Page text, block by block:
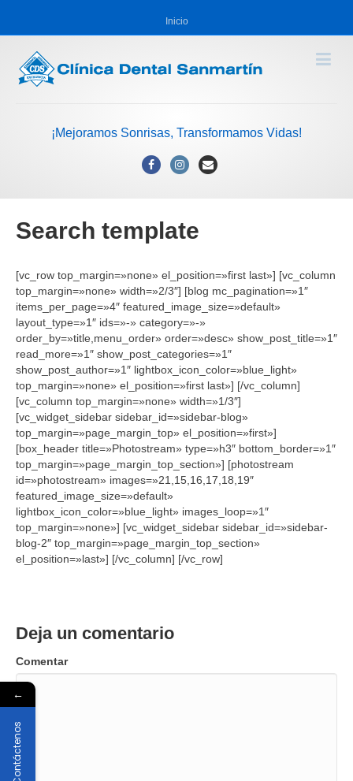
Inicio
¡Mejoramos Sonrisas, Transformamos Vidas!
FacebookInstagram
Email
Search template
[vc_row top_margin=»none» el_position=»first last»] [vc_column
top_margin=»none» width=»2/3″] [blog mc_pagination=»1″
items_per_page=»4″ featured_image_size=»default»
layout_type=»1″ ids=»-» category=»-»
order_by=»title,menu_order» order=»desc» show_post_title=»1″
read_more=»1″ show_post_categories=»1″
show_post_author=»1″ lightbox_icon_color=»blue_light»
top_margin=»none» el_position=»first last»] [/vc_column]
[vc_column top_margin=»none» width=»1/3″]
[vc_widget_sidebar sidebar_id=»sidebar-blog»
top_margin=»page_margin_top» el_position=»first»]
[box_header title=»Photostream» type=»h3″ bottom_border=»1″
top_margin=»page_margin_top_section»] [photostream
id=»photostream» images=»21,15,16,17,18,19″
featured_image_size=»default»
lightbox_icon_color=»blue_light» images_loop=»1″
top_margin=»none»] [vc_widget_sidebar sidebar_id=»sidebar-
blog-2″ top_margin=»page_margin_top_section»
el_position=»last»] [/vc_column] [/vc_row]
Deja un comentario
Comentar
←
Contáctenos